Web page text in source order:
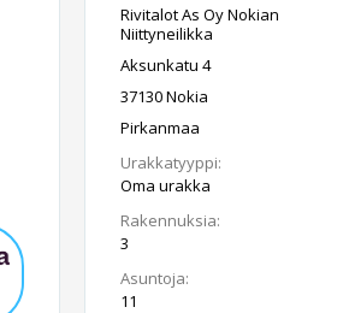
Rivitalot As Oy Nokian
Niittyneilikka
Aksunkatu 4
37130 Nokia
Pirkanmaa
Urakkatyyppi:
Oma urakka
Rakennuksia:
3
Asuntoja:
11